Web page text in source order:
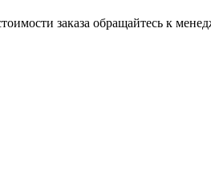
заказа обращайтесь к